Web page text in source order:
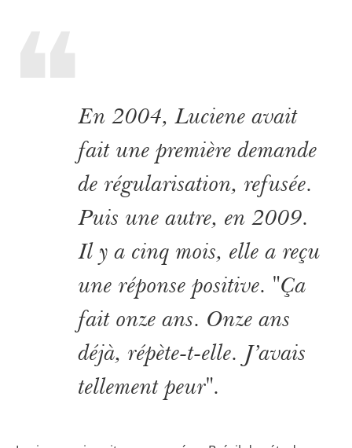
En 2004, Luciene avait
fait une première demande
de régularisation, refusée.
Puis une autre, en 2009.
Il y a cinq mois, elle a reçu
une réponse positive. "Ça
fait onze ans. Onze ans
déjà, répète-t-elle. J’avais
tellement peur".